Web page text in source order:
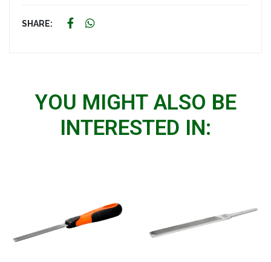
SHARE:
YOU MIGHT ALSO BE
INTERESTED IN: